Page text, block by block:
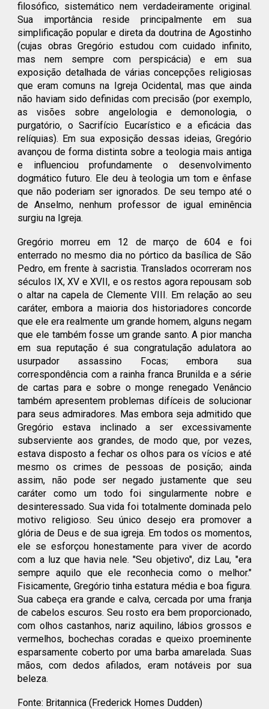
filosófico, sistemático nem verdadeiramente original.
Sua importância reside principalmente em sua
simplificação popular e direta da doutrina de Agostinho
(cujas obras Gregório estudou com cuidado infinito,
mas nem sempre com perspicácia) e em sua
exposição detalhada de várias concepções religiosas
que eram comuns na Igreja Ocidental, mas que ainda
não haviam sido definidas com precisão (por exemplo,
as visões sobre angelologia e demonologia, o
purgatório, o Sacrifício Eucarístico e a eficácia das
relíquias). Em sua exposição dessas ideias, Gregório
avançou de forma distinta sobre a teologia mais antiga
e influenciou profundamente o desenvolvimento
dogmático futuro. Ele deu à teologia um tom e ênfase
que não poderiam ser ignorados. De seu tempo até o
de Anselmo, nenhum professor de igual eminência
surgiu na Igreja.
Gregório morreu em 12 de março de 604 e foi
enterrado no mesmo dia no pórtico da basílica de São
Pedro, em frente à sacristia. Translados ocorreram nos
séculos IX, XV e XVII, e os restos agora repousam sob
o altar na capela de Clemente VIII. Em relação ao seu
caráter, embora a maioria dos historiadores concorde
que ele era realmente um grande homem, alguns negam
que ele também fosse um grande santo. A pior mancha
em sua reputação é sua congratulação adulatora ao
usurpador assassino Focas; embora sua
correspondência com a rainha franca Brunilda e a série
de cartas para e sobre o monge renegado Venâncio
também apresentem problemas difíceis de solucionar
para seus admiradores. Mas embora seja admitido que
Gregório estava inclinado a ser excessivamente
subserviente aos grandes, de modo que, por vezes,
estava disposto a fechar os olhos para os vícios e até
mesmo os crimes de pessoas de posição; ainda
assim, não pode ser negado justamente que seu
caráter como um todo foi singularmente nobre e
desinteressado. Sua vida foi totalmente dominada pelo
motivo religioso. Seu único desejo era promover a
glória de Deus e de sua igreja. Em todos os momentos,
ele se esforçou honestamente para viver de acordo
com a luz que havia nele. "Seu objetivo", diz Lau, "era
sempre aquilo que ele reconhecia como o melhor."
Fisicamente, Gregório tinha estatura média e boa figura.
Sua cabeça era grande e calva, cercada por uma franja
de cabelos escuros. Seu rosto era bem proporcionado,
com olhos castanhos, nariz aquilino, lábios grossos e
vermelhos, bochechas coradas e queixo proeminente
esparsamente coberto por uma barba amarelada. Suas
mãos, com dedos afilados, eram notáveis por sua
beleza.
Fonte: Britannica (Frederick Homes Dudden)